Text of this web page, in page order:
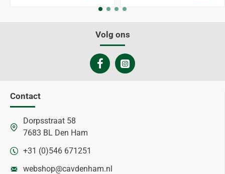
Volg ons
Contact
Dorpsstraat 58
7683 BL Den Ham
+31 (0)546 671251
webshop@cavdenham.nl